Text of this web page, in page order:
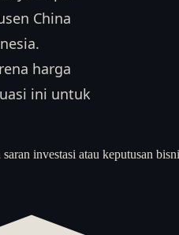
China
harga
ini untuk
investasi atau keputusan